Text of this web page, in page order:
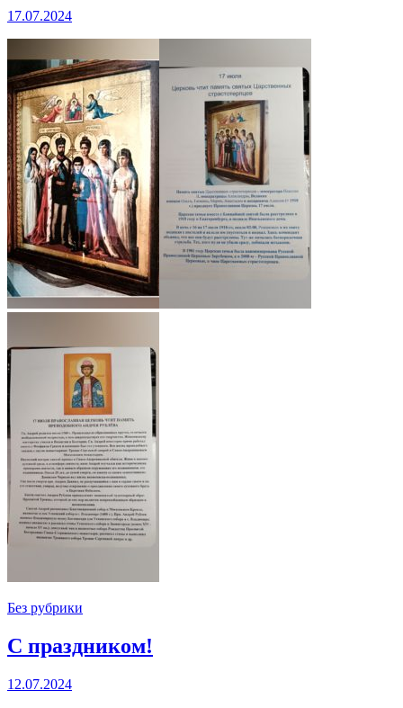
17.07.2024
Без рубрики
С праздником!
12.07.2024